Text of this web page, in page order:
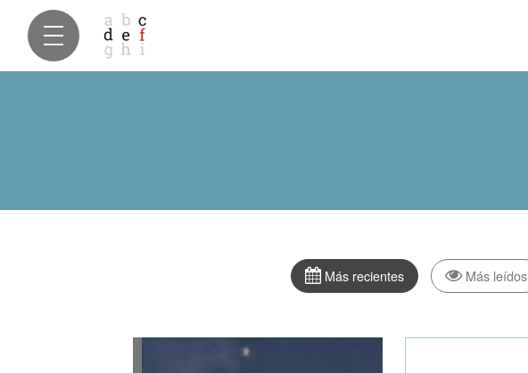
Más recientes Más leídos